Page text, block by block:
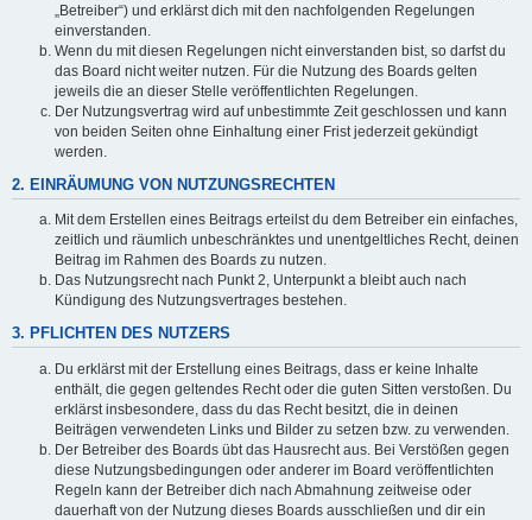
„Betreiber“) und erklärst dich mit den nachfolgenden Regelungen
einverstanden.
Wenn du mit diesen Regelungen nicht einverstanden bist, so darfst du
das Board nicht weiter nutzen. Für die Nutzung des Boards gelten
jeweils die an dieser Stelle veröffentlichten Regelungen.
Der Nutzungsvertrag wird auf unbestimmte Zeit geschlossen und kann
von beiden Seiten ohne Einhaltung einer Frist jederzeit gekündigt
werden.
2. EINRÄUMUNG VON NUTZUNGSRECHTEN
Mit dem Erstellen eines Beitrags erteilst du dem Betreiber ein einfaches,
zeitlich und räumlich unbeschränktes und unentgeltliches Recht, deinen
Beitrag im Rahmen des Boards zu nutzen.
Das Nutzungsrecht nach Punkt 2, Unterpunkt a bleibt auch nach
Kündigung des Nutzungsvertrages bestehen.
3. PFLICHTEN DES NUTZERS
Du erklärst mit der Erstellung eines Beitrags, dass er keine Inhalte
enthält, die gegen geltendes Recht oder die guten Sitten verstoßen. Du
erklärst insbesondere, dass du das Recht besitzt, die in deinen
Beiträgen verwendeten Links und Bilder zu setzen bzw. zu verwenden.
Der Betreiber des Boards übt das Hausrecht aus. Bei Verstößen gegen
diese Nutzungsbedingungen oder anderer im Board veröffentlichten
Regeln kann der Betreiber dich nach Abmahnung zeitweise oder
dauerhaft von der Nutzung dieses Boards ausschließen und dir ein